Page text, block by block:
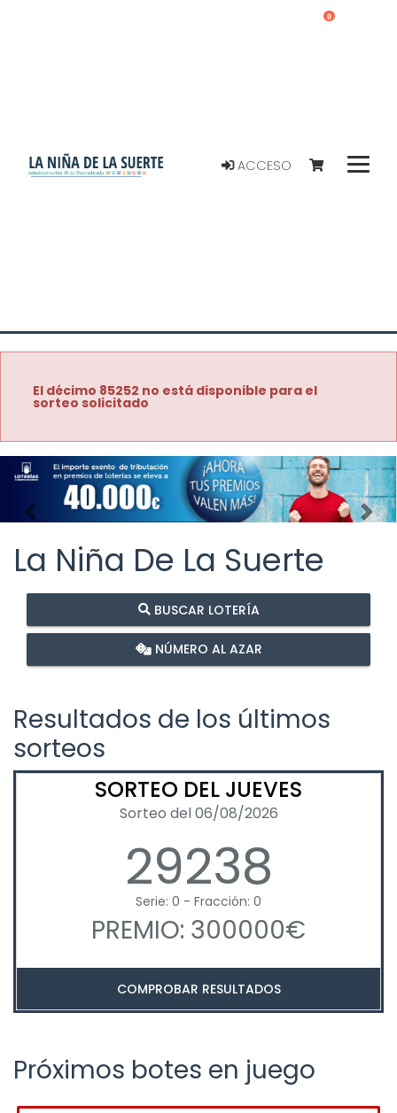
ACCESO
0
El décimo 85252 no está disponible para el
sorteo solicitado
Imagen anterior
La Niña De La Suerte
BUSCAR LOTERÍA
NÚMERO AL AZAR
Resultados de los últimos
sorteos
SORTEO DEL JUEVES
Sorteo del 06/08/2026
29238
Serie: 0 - Fracción: 0
PREMIO: 300000€
COMPROBAR RESULTADOS
Próximos botes en juego